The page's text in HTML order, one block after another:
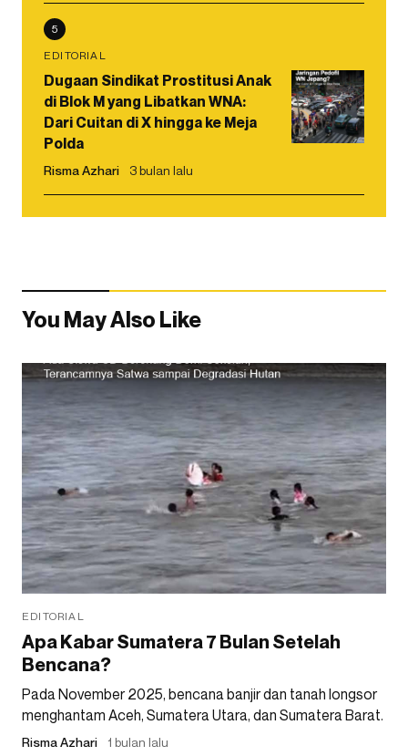
5
EDITORIAL
Dugaan Sindikat Prostitusi Anak
di Blok M yang Libatkan WNA:
Dari Cuitan di X hingga ke Meja
Polda
Risma Azhari 3 bulan lalu
You May Also Like
EDITORIAL
Apa Kabar Sumatera 7 Bulan Setelah
Bencana?
Pada November 2025, bencana banjir dan tanah longsor
menghantam Aceh, Sumatera Utara, dan Sumatera Barat.
Risma Azhari 1 bulan lalu